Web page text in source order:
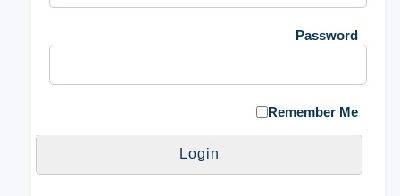
Password
Remember Me